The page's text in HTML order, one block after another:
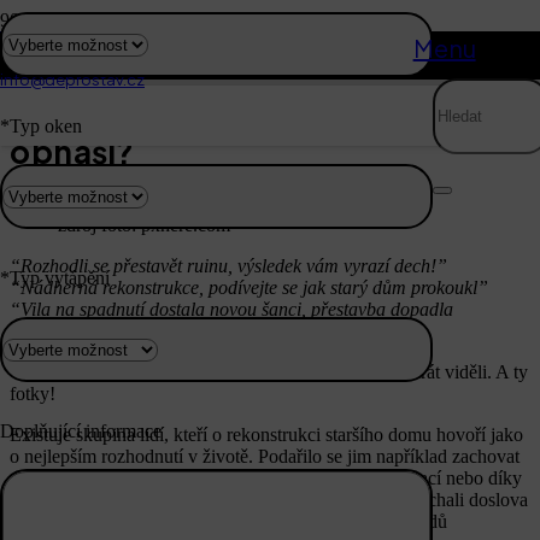
+420 736 736 199
info@deprostav.cz
*Typ oken
*Typ vytápění
Doplňující informace
Menu
Mám dům opravit nebo raději
zbourat a postavit nový? A co to
obnáší?
zdroj foto: pxhere.com
“Rozhodli se přestavět ruinu, výsledek vám vyrazí dech!”
“Nádherná rekonstrukce, podívejte se jak starý dům prokoukl”
“Vila na spadnutí dostala novou šanci, přestavba dopadla
fantasticky”
Vsadím se, že podobné nadpisy článků jste už několikrát viděli. A ty
fotky!
Existuje skupina lidí, kteří o rekonstrukci staršího domu hovoří jako
o nejlepším rozhodnutí v životě. Podařilo se jim například zachovat
ducha místa, naleštit zašlou krásu domu citlivou renovací nebo díky
spolupráci s kvalitním architektem a stavební firmou nechali doslova
povstanout Fénixe z popela. Ano, jsou a existují. Příkladů